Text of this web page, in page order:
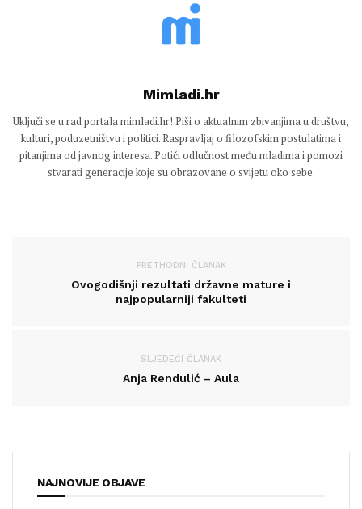
Mimladi.hr
Uključi se u rad portala mimladi.hr! Piši o aktualnim zbivanjima u društvu,
kulturi, poduzetništvu i politici. Raspravljaj o filozofskim postulatima i
pitanjima od javnog interesa. Potiči odlučnost među mladima i pomozi
stvarati generacije koje su obrazovane o svijetu oko sebe.
PRETHODNI ČLANAK
Ovogodišnji rezultati državne mature i
najpopularniji fakulteti
SLJEDEĆI ČLANAK
Anja Rendulić – Aula
NAJNOVIJE OBJAVE